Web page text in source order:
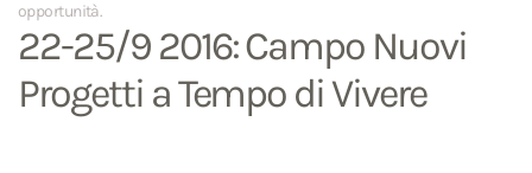
opportunità.
22-25/9 2016: Campo Nuovi
Progetti a Tempo di Vivere